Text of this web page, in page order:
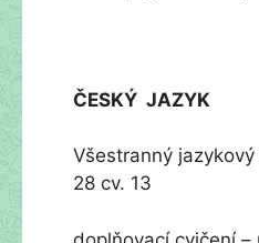
ČESKÝ JAZYK
Všestranný
28 cv. 13